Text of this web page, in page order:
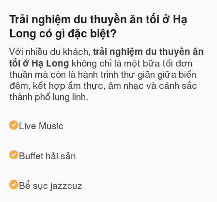
Trải nghiệm du thuyền ăn tối ở Hạ
Long có gì đặc biệt?
Với nhiều du khách,trải nghiệm du thuyền ăn
tối ở Hạ Long không chỉ là một bữa tối đơn
thuần mà còn là hành trình thư giãn giữa biển
đêm, kết hợp ẩm thực, âm nhạc và cảnh sắc
thành phố lung linh.
Live Music
Buffet hải sản
Bể sục jazzcuz